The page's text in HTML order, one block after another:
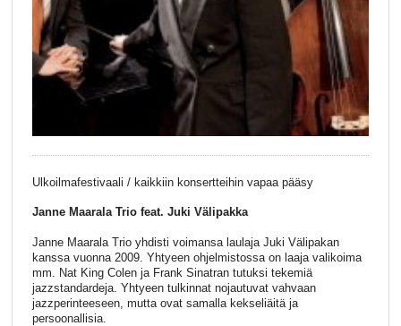
Ulkoilmafestivaali / kaikkiin konsertteihin vapaa pääsy
Janne Maarala Trio feat. Juki Välipakka
Janne Maarala Trio yhdisti voimansa laulaja Juki Välipakan
kanssa vuonna 2009. Yhtyeen ohjelmistossa on laaja valikoima
mm. Nat King Colen ja Frank Sinatran tutuksi tekemiä
jazzstandardeja. Yhtyeen tulkinnat nojautuvat vahvaan
jazzperinteeseen, mutta ovat samalla kekseliäitä ja
persoonallisia.